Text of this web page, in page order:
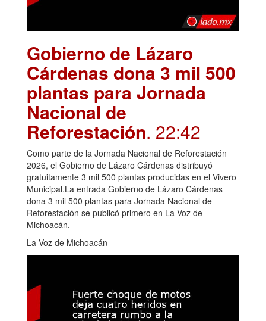
Gobierno de Lázaro
Cárdenas dona 3 mil 500
plantas para Jornada
Nacional de
Reforestación. 22:42
Como parte de la Jornada Nacional de Reforestación
2026, el Gobierno de Lázaro Cárdenas distribuyó
gratuitamente 3 mil 500 plantas producidas en el Vivero
Municipal.La entrada Gobierno de Lázaro Cárdenas
dona 3 mil 500 plantas para Jornada Nacional de
Reforestación se publicó primero en La Voz de
Michoacán.
La Voz de Michoacán